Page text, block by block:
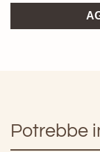
County
Potrebbe